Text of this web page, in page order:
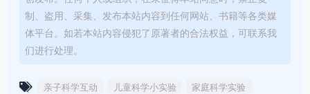
制、盗用、采集、发布本站内容到任何网站、书籍等各类媒
体平台。如若本站内容侵犯了原著者的合法权益，可联系我
们进行处理。
亲子科学互动 儿童科学小实验 家庭科学实验